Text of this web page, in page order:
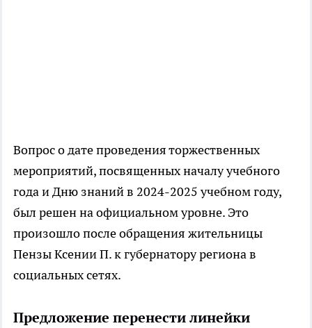
Вопрос о дате проведения торжественных
мероприятий, посвященных началу учебного
года и Дню знаний в 2024-2025 учебном году,
был решен на официальном уровне. Это
произошло после обращения жительницы
Пензы Ксении П. к губернатору региона в
социальных сетях.
Предложение перенести линейки